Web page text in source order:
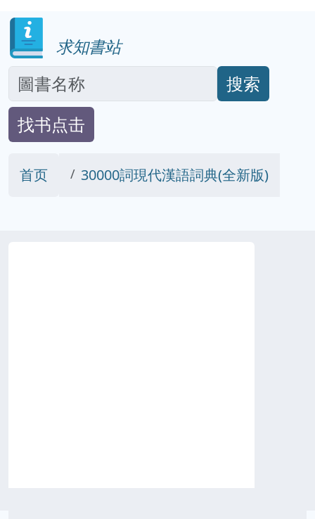
求知書站
搜索
找书点击
首页 30000詞現代漢語詞典(全新版)